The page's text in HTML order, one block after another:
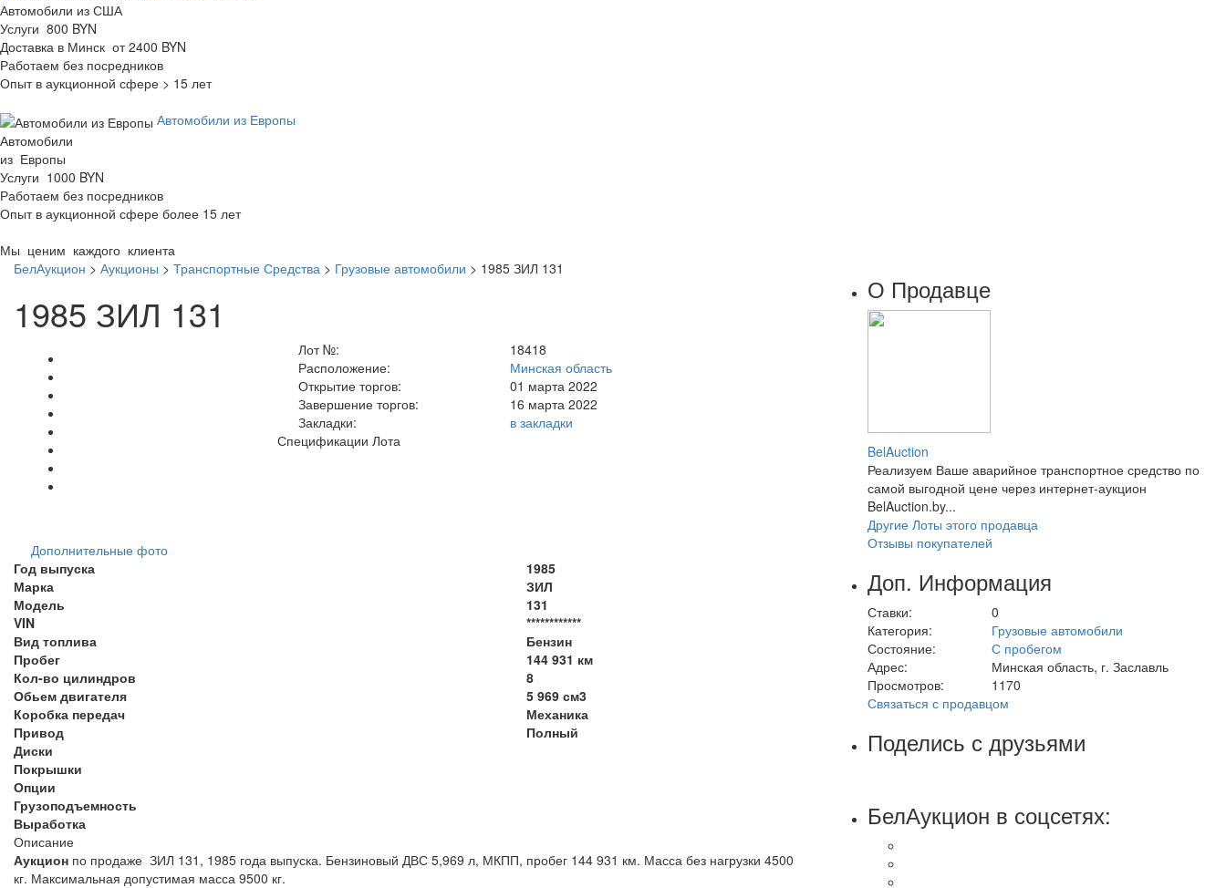
Автомобили из США
Услуги 800 BYN
Доставка в Минск от 2400 BYN
Работаем без посредников
Опыт в аукционной сфере > 15 лет
Автомобили из Европы
Автомобили
из Европы
Услуги 1000 BYN
Работаем без посредников
Опыт в аукционной сфере более 15 лет
Мы ценим каждого клиента
БелАукцион > Аукционы > Транспортные Средства > Грузовые автомобили > 1985 ЗИЛ 131
1985 ЗИЛ 131
Дополнительные фото
Лот №:
18418
Расположение:
Минская область
Открытие торгов:
01 марта 2022
Завершение торгов:
16 марта 2022
Закладки:
в закладки
Спецификации Лота
Год выпуска
1985
Марка
ЗИЛ
Модель
131
VIN
************
Вид топлива
Бензин
Пробег
144 931 км
Кол-во цилиндров
8
Обьем двигателя
5 969 см3
Коробка передач
Механика
Привод
Полный
Диски
Покрышки
Опции
Грузоподъемность
Выработка
Описание
Аукцион по продаже ЗИЛ 131, 1985 года выпуска. Бензиновый ДВС 5,969 л, МКПП, пробег 144 931 км. Масса без нагрузки 4500
кг. Максимальная допустимая масса 9500 кг.
О Продавце
BelAuction
Реализуем Ваше аварийное транспортное средство по
самой выгодной цене через интернет-аукцион
BelAuction.by...
Другие Лоты этого продавца
Отзывы покупателей
Доп. Информация
Ставки:
0
Категория:
Грузовые автомобили
Состояние:
С пробегом
Адрес:
Минская область, г. Заславль
Просмотров:
1170
Связаться с продавцом
Поделись с друзьями
БелАукцион в соцсетях: